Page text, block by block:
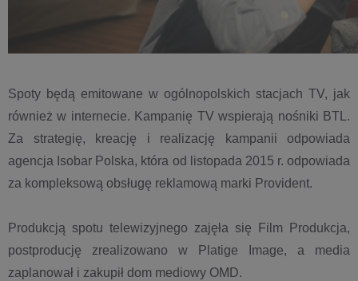
Spoty będą emitowane w ogólnopolskich stacjach TV, jak
również w internecie. Kampanię TV wspierają nośniki BTL.
Za strategię, kreację i realizację kampanii odpowiada
agencja Isobar Polska, która od listopada 2015 r. odpowiada
za kompleksową obsługę reklamową marki Provident.
Produkcją spotu telewizyjnego zajęła się Film Produkcja,
postproducję zrealizowano w Platige Image, a media
zaplanował i zakupił dom mediowy OMD.